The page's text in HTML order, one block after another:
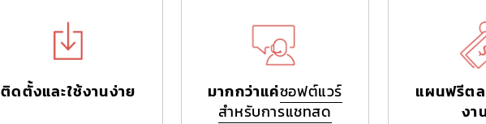
ติดตั้งและใช้งานง่าย มากกว่าแค่ซอฟต์แวร์
สำหรับการแชทสด
แผนฟรีต
งา